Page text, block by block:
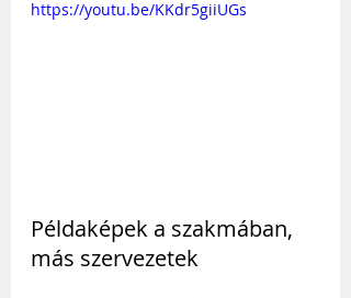
https://youtu.be/KKdr5giiUGs
Példaképek a szakmában,
más szervezetek